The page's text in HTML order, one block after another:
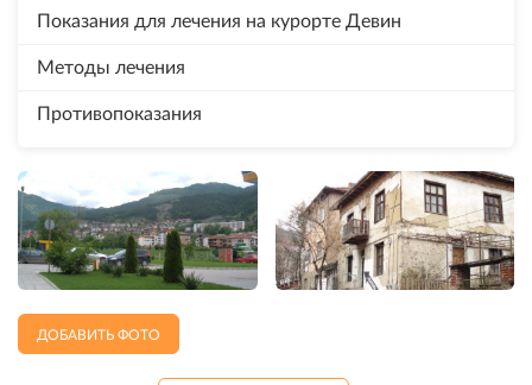
Показания для лечения на курорте Девин
Методы лечения
Противопоказания
ДОБАВИТЬ ФОТО